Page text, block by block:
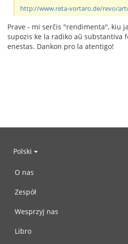
http://www.reta-vortaro.de/revo/
Prave - mi serĉis "rendimenta", kiu
supozis ke la radiko aŭ substantiva
enestas. Dankon pro la atentigo!
Polski
O nas
Zespół
Wesprzyj nas
Libro